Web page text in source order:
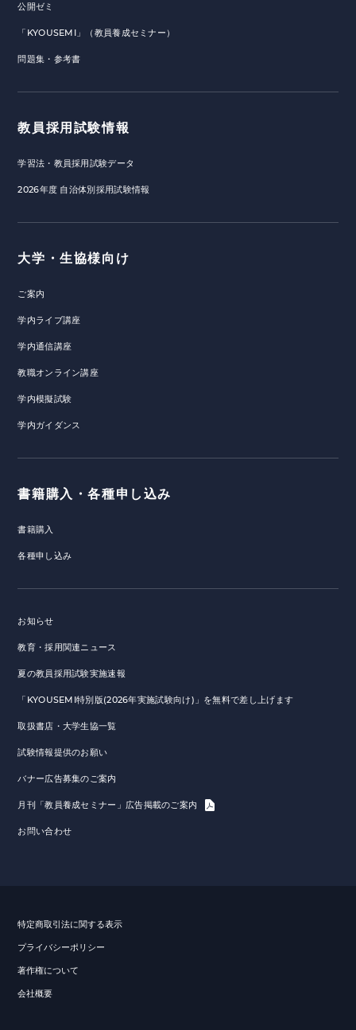
公開ゼミ
「KYOUSEMI」（教員養成セミナー）
問題集・参考書
教員採用試験情報
学習法・教員採用試験データ
2026年度 自治体別採用試験情報
大学・生協様向け
ご案内
学内ライブ講座
学内通信講座
教職オンライン講座
学内模擬試験
学内ガイダンス
書籍購入・各種申し込み
書籍購入
各種申し込み
お知らせ
教育・採用関連ニュース
夏の教員採用試験実施速報
「KYOUSEMI特別版(2026年実施試験向け)」を無料で差し上げます
取扱書店・大学生協一覧
試験情報提供のお願い
バナー広告募集のご案内
月刊「教員養成セミナー」広告掲載のご案内
お問い合わせ
特定商取引法に関する表示
プライバシーポリシー
著作権について
会社概要